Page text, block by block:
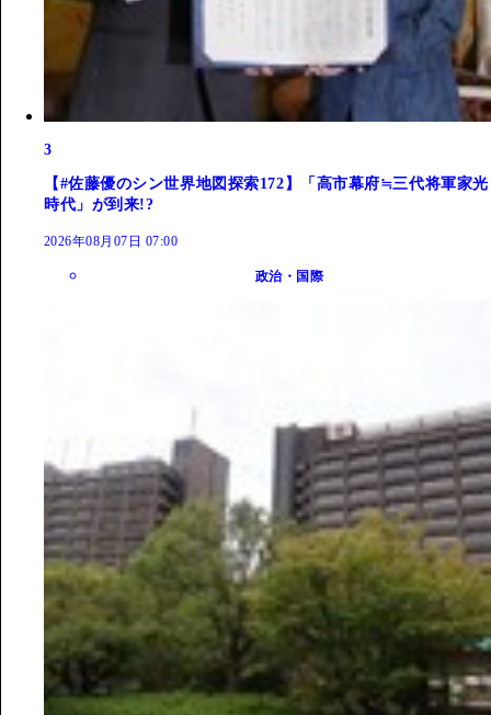
3
【#佐藤優のシン世界地図探索172】「高市幕府≒三代将軍家光
時代」が到来!?
2026年08月07日 07:00
政治・国際